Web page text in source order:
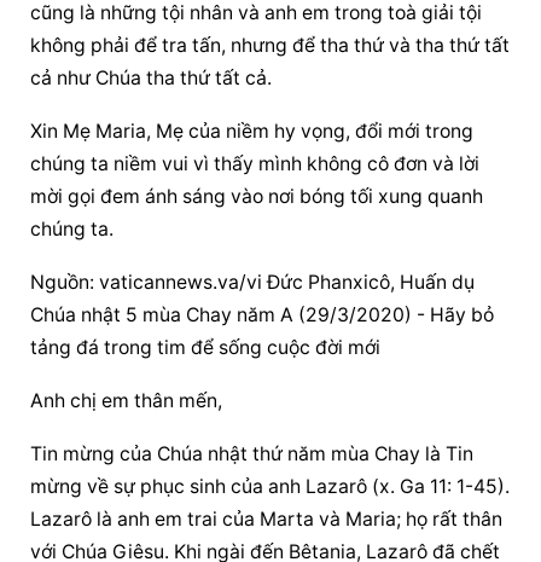
cũng là những tội nhân và anh em trong toà giải tội
không phải để tra tấn, nhưng để tha thứ và tha thứ tất
cả như Chúa tha thứ tất cả.
Xin Mẹ Maria, Mẹ của niềm hy vọng, đổi mới trong
chúng ta niềm vui vì thấy mình không cô đơn và lời
mời gọi đem ánh sáng vào nơi bóng tối xung quanh
chúng ta.
Nguồn: vaticannews.va/vi Đức Phanxicô, Huấn dụ
Chúa nhật 5 mùa Chay năm A (29/3/2020) - Hãy bỏ
tảng đá trong tim để sống cuộc đời mới
Anh chị em thân mến,
Tin mừng của Chúa nhật thứ năm mùa Chay là Tin
mừng về sự phục sinh của anh Lazarô (x. Ga 11: 1-45).
Lazarô là anh em trai của Marta và Maria; họ rất thân
với Chúa Giêsu. Khi ngài đến Bêtania, Lazarô đã chết